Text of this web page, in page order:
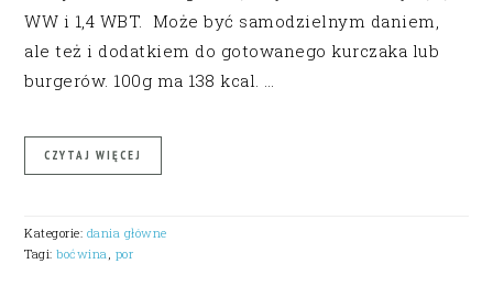
WW i 1,4 WBT. Może być samodzielnym daniem,
ale też i dodatkiem do gotowanego kurczaka lub
burgerów. 100g ma 138 kcal. …
CZYTAJ WIĘCEJ
Kategorie: dania główne
Tagi:boćwina, por